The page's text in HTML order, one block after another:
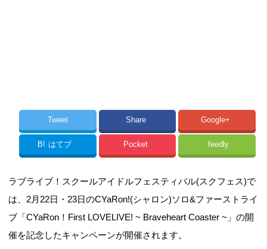
Tweet Share Google+
B! はてブ Pocket feedly
ラブライブ！スクールアイドルフェスティバル(スクフェス)で
は、2月22日・23日のCYaRon!(シャロン)ソロ&ファーストライ
ブ「CYaRon！First LOVELIVE! ~ Braveheart Coaster ~」の開
催を記念したキャンペーンが開催されます。